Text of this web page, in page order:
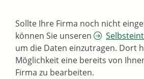
Sollte Ihre Firma noch nicht
können Sie unseren
um die Daten einzutragen. Dort
Möglichkeit eine bereits von
Firma zu bearbeiten.